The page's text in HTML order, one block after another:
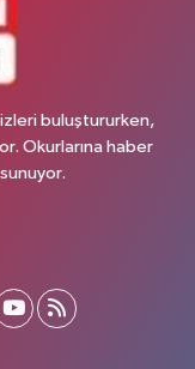
buluştururken,
Okurlarına haber